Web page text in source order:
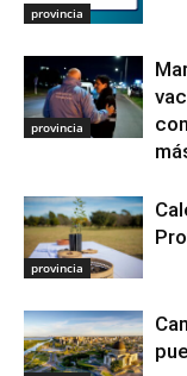
provincia
provincia
provincia